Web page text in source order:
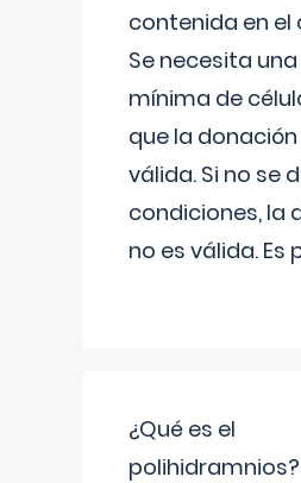
contenida en el
Se necesita
mínima de
que la
válida. Si no se
condiciones, la
no es válida. Es
¿Qué es el
polihidramnios?